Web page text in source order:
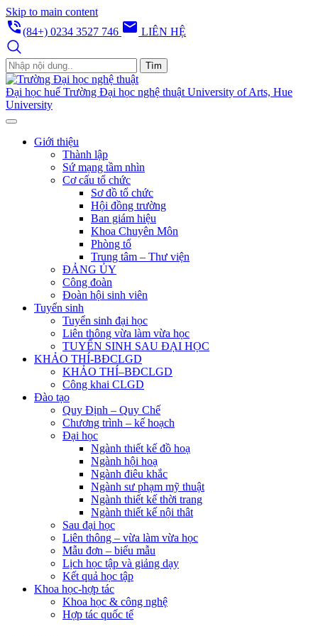
Skip to main content
phone_in_talk(84+) 0234 3527 746 email LIÊN HỆ
Tìm
Đại học huế Trường Đại học nghệ thuật University of Arts, Hue
University
Giới thiệu
Thành lập
Sứ mạng tầm nhìn
Cơ cấu tổ chức
Sơ đồ tổ chức
Hội đồng trường
Ban giám hiệu
Khoa Chuyên Môn
Phòng tổ
Trung tâm – Thư viện
ĐẢNG ỦY
Công đoàn
Đoàn hội sinh viên
Tuyển sinh
Tuyển sinh đại học
Liên thông vừa làm vừa học
TUYỂN SINH SAU ĐẠI HỌC
KHẢO THÍ-BĐCLGD
KHẢO THÍ–BĐCLGD
Công khai CLGD
Đào tạo
Quy Định – Quy Chế
Chương trình – kế hoạch
Đại học
Ngành thiết kế đồ hoạ
Ngành hội hoạ
Ngành điêu khắc
Ngành sư phạm mỹ thuật
Ngành thiết kế thời trang
Ngành thiết kế nội thât
Sau đại học
Liên thông – vừa làm vừa học
Mẫu đơn – biểu mẫu
Lịch học tập và giảng dạy
Kết quả học tập
Khoa học-hợp tác
Khoa học & công nghệ
Hợp tác quốc tế